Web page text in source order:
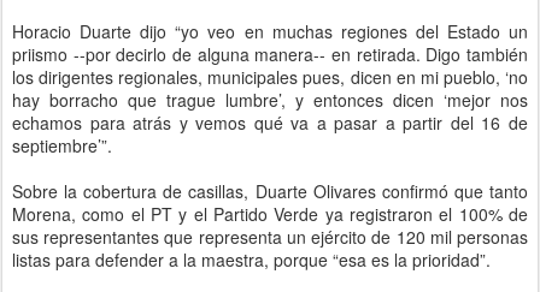
Horacio Duarte dijo “yo veo en muchas regiones del Estado un
priismo --por decirlo de alguna manera-- en retirada. Digo también
los dirigentes regionales, municipales pues, dicen en mi pueblo, ‘no
hay borracho que trague lumbre’, y entonces dicen ‘mejor nos
echamos para atrás y vemos qué va a pasar a partir del 16 de
septiembre’”.
Sobre la cobertura de casillas, Duarte Olivares confirmó que tanto
Morena, como el PT y el Partido Verde ya registraron el 100% de
sus representantes que representa un ejército de 120 mil personas
listas para defender a la maestra, porque “esa es la prioridad”.